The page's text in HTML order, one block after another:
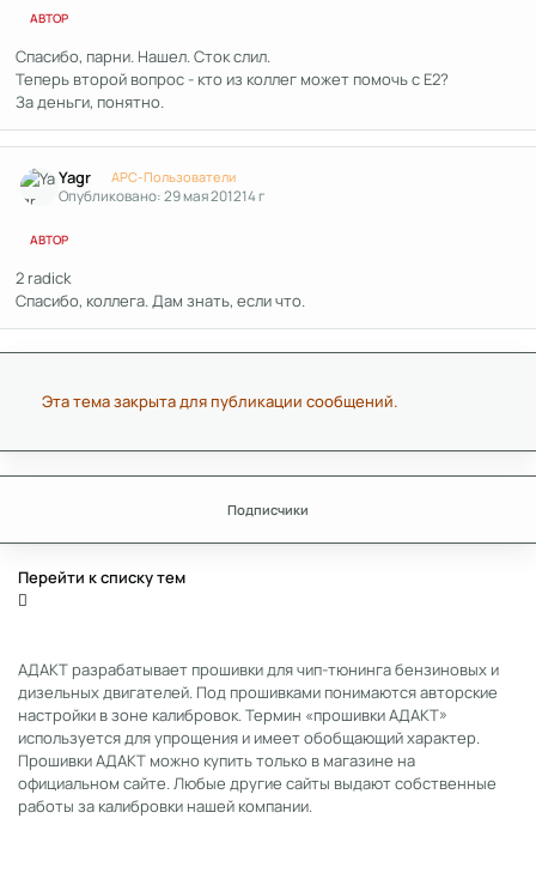
АВТОР
Спасибо, парни. Нашел. Сток слил.
Теперь второй вопрос - кто из коллег может помочь с Е2?
За деньги, понятно.
Yagr APC-Пользователи
Опубликовано:29 мая 201214 г
АВТОР
2 radick
Спасибо, коллега. Дам знать, если что.
Эта тема закрыта для публикации сообщений.
Подписчики
Перейти к списку тем
АДАКТ разрабатывает прошивки для чип-тюнинга бензиновых и
дизельных двигателей. Под прошивками понимаются авторские
настройки в зоне калибровок. Термин «прошивки АДАКТ»
используется для упрощения и имеет обобщающий характер.
Прошивки АДАКТ можно купить только в магазине на
официальном сайте. Любые другие сайты выдают собственные
работы за калибровки нашей компании.